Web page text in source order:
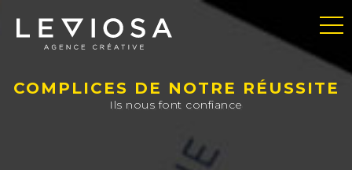
COMPLICES DE NOTRE RÉUSSITE
Ils nous font confiance